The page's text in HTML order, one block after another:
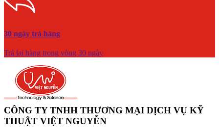
30 ngày trả hàng
Trả lại hàng trong vòng 30 ngày
CÔNG TY TNHH THƯƠNG MẠI DỊCH VỤ KỸ
THUẬT VIỆT NGUYỄN